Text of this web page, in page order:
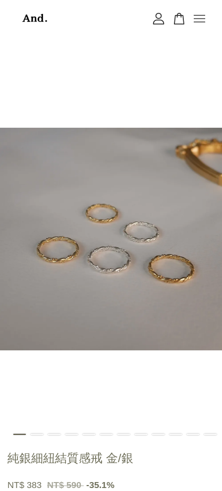
純銀細紐結質感戒 金/銀
NT$ 383 NT$ 590 -35.1%